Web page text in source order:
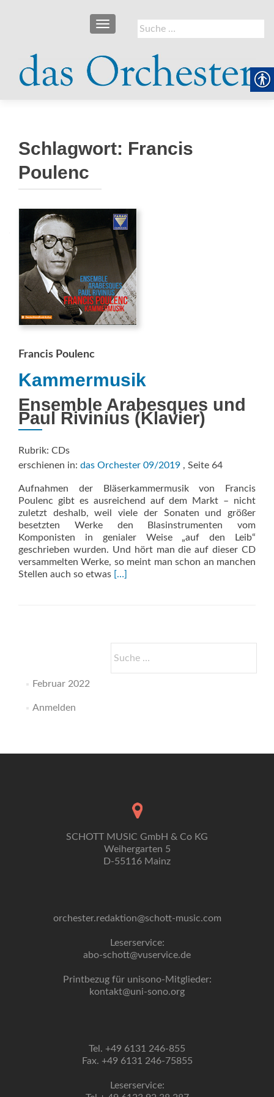
Suche
nach:
SCHALTE NAVIGATION
Schlagwort: Francis
Poulenc
Francis Poulenc
Kammermusik
Ensemble Arabesques und
Paul Rivinius (Klavier)
Rubrik: CDs
erschienen in: das Orchester 09/2019 , Seite 64
Aufnahmen der Bläserkammermusik von Francis
Poulenc gibt es ausreichend auf dem Markt – nicht
zuletzt deshalb, weil viele der Sonaten und größer
besetzten Werke den Blasinstrumenten vom
Komponisten in genialer Weise „auf den Leib“
geschrieben wurden. Und hört man die auf dieser CD
versammelten Werke, so meint man schon an manchen
Stellen auch so etwas Read
[…]
nach:
Februar 2022
Anmelden
SCHOTT MUSIC GmbH & Co KG
Weihergarten 5
D-55116 Mainz
orchester.redaktion@schott-music.com
Leserservice:
abo-schott@vuservice.de
Printbezug für unisono-Mitglieder:
kontakt@uni-sono.org
Tel. +49 6131 246-855
Fax. +49 6131 246-75855
Leserservice: